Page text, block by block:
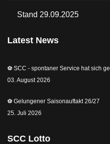
Stand 29.09.2025
Latest News
⚽️ SCC - spontaner Service hat sich
03. August 2026
⚽️ Gelungener Saisonauftakt 26/27
25. Juli 2026
SCC Lotto